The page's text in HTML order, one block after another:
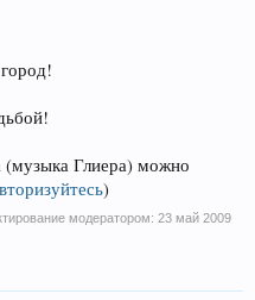
(музыка Глиера) можно
)
модератором: 23 май 2009